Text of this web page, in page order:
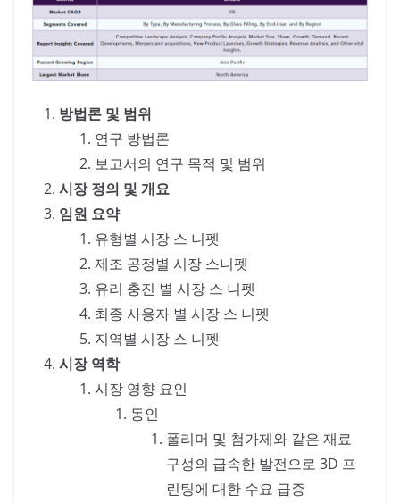
방법론 및 범위
연구 방법론
보고서의 연구 목적 및 범위
시장 정의 및 개요
임원 요약
유형별 시장 스 니펫
제조 공정별 시장 스니펫
유리 충진 별 시장 스 니펫
최종 사용자 별 시장 스 니펫
지역별 시장 스 니펫
시장 역학
시장 영향 요인
동인
폴리머 및 첨가제와 같은 재료
구성의 급속한 발전으로 3D 프
린팅에 대한 수요 급증